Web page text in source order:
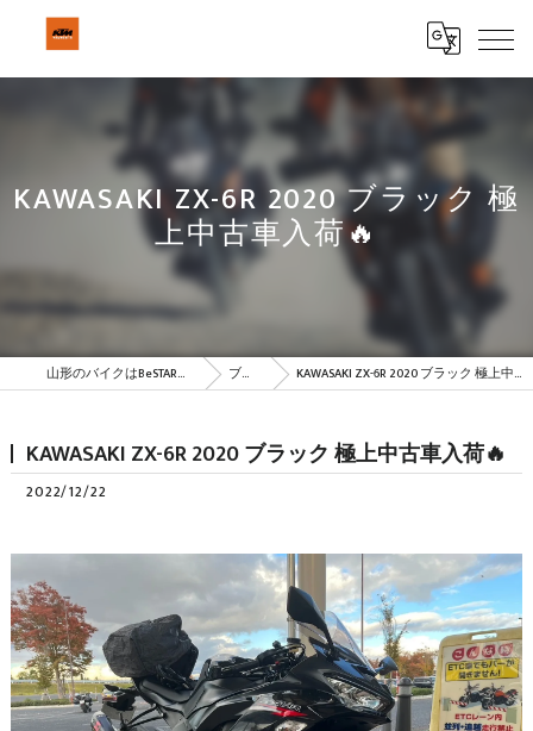
KAWASAKI ZX-6R 2020 ブラック 極
上中古車入荷🔥
山形のバイクはBeSTAR株式会社 ブログ KAWASAKI ZX-6R 2020 ブラック 極上中古車入荷🔥
KAWASAKI ZX-6R 2020 ブラック 極上中古車入荷🔥
2022/12/22